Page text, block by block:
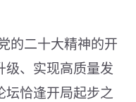
的二十大精神的开
级、实现高质量发
恰逢开局起步之